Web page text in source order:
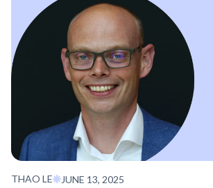
THAO LE JUNE 13, 2025